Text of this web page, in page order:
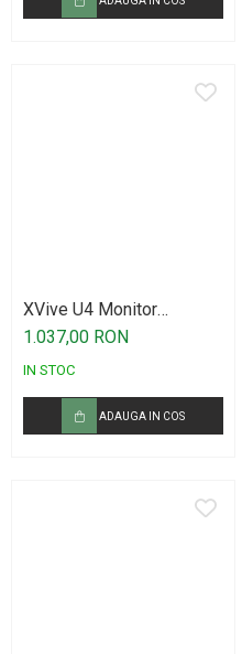
XVive U4 Monitor
Wireless System
1.037,00 RON
IN STOC
ADAUGA IN COS